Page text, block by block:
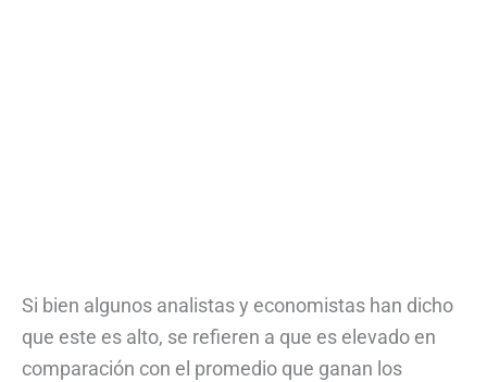
Si bien algunos analistas y economistas han dicho
que este es alto, se refieren a que es elevado en
comparación con el promedio que ganan los